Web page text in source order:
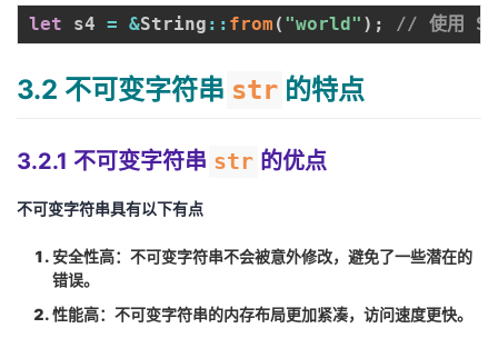
let s4 = &String : : from ( "world" ) ; // 使用
3.2 不可变字符串 str 的特点
3.2.1 不可变字符串 str 的优点
不可变字符串具有以下有点
安全性高：不可变字符串不会被意外修改，避免了一些潜在的
错误。
性能高：不可变字符串的内存布局更加紧凑，访问速度更快。